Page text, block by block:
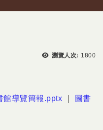
瀏覽人次: 瀏覽
1800
館導覽簡報.pptx
圖書